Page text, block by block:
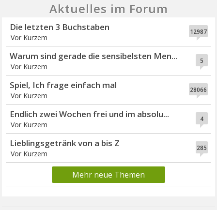
Aktuelles im Forum
12987
Die letzten 3 Buchstaben
Vor Kurzem
5
Warum sind gerade die sensibelsten Men...
Vor Kurzem
28066
Spiel, Ich frage einfach mal
Vor Kurzem
4
Endlich zwei Wochen frei und im absolu...
Vor Kurzem
285
Lieblingsgetränk von a bis Z
Vor Kurzem
Mehr neue Themen